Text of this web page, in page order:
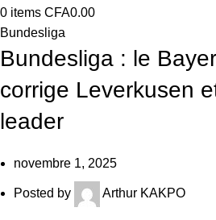
0 items CFA0.00
Bundesliga
Bundesliga : le
corrige Leverkusen
leader
novembre 1, 2025
Posted by Arthur KAKPO